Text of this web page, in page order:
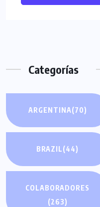
Categorías
ARGENTINA(70)
BRAZIL(44)
COLABORADORES
(263)